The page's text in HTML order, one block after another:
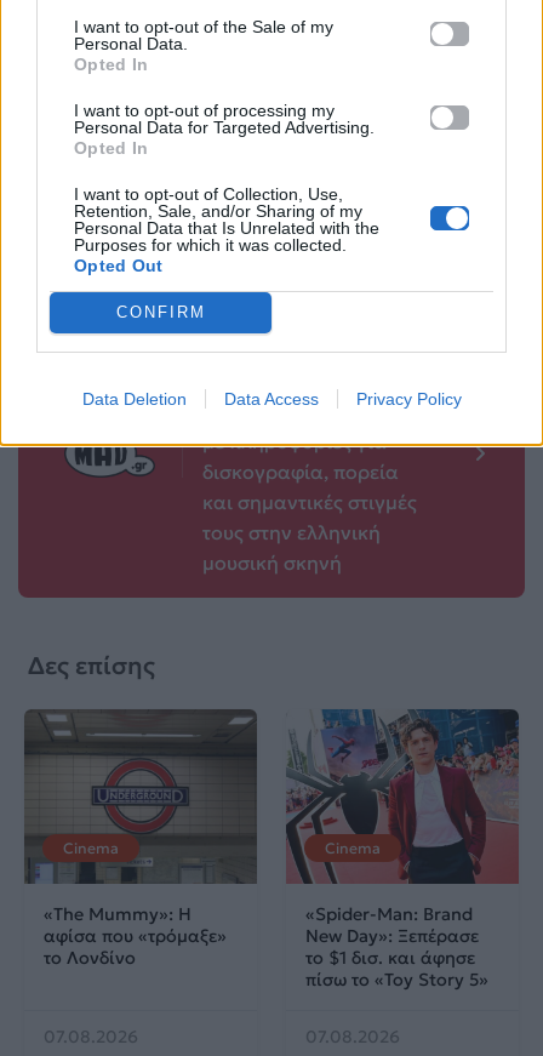
I want to opt-out of the Sale of my
Personal Data.
Opted In
I want to opt-out of processing my
Personal Data for Targeted Advertising.
Opted In
I want to opt-out of Collection, Use,
Retention, Sale, and/or Sharing of my
Personal Data that Is Unrelated with the
Purposes for which it was collected.
Opted Out
CONFIRM
Data Deletion Data Access Privacy Policy
Ώπα! Festival
powered by ΔΕΗ
12.05.2026
Eurovision 2026:
σκηνή – Το σκηνικό
εύρημα του Φωκά
12.05.2026
Βιογραφικά
Καλλιτεχνών
με πληροφορίες για
δισκογραφία, πορεία
και σημαντικές στιγμές
τους στην ελληνική
μουσική σκηνή
Δες επίσης
Cinema
«The Mummy»: Η
αφίσα που «τρόμαξε»
το Λονδίνο
07.08.2026
Cinema
«Spider-Man: Brand
New Day»: Ξεπέρασε
το $1 δισ. και άφησε
πίσω το «Toy Story 5»
07.08.2026